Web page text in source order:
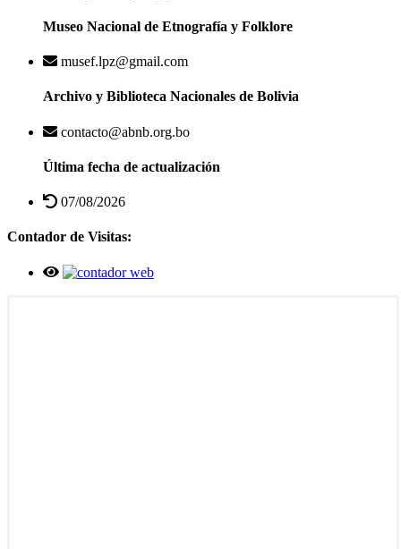
Museo Nacional de Etnografía y Folklore
musef.lpz@gmail.com
Archivo y Biblioteca Nacionales de Bolivia
contacto@abnb.org.bo
Última fecha de actualización
07/08/2026
Contador de Visitas: